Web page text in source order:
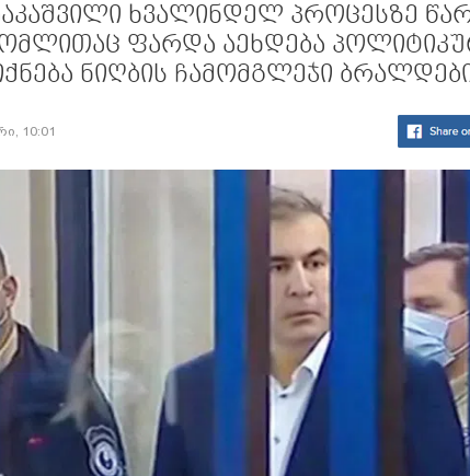
ხვალინდელ პროცესზე
ფარდა აეხდება
ნიღბის ჩამომგლეჯი
10:01